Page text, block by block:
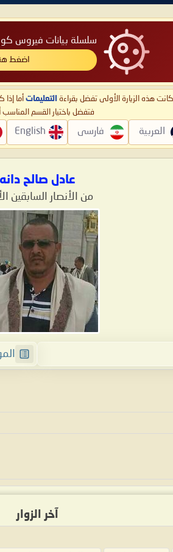
سلسلة بيانات فيروس
اضغط
هذه الزيارة الأولى تفضل بقراءة التعليمات أما
فتفضل باختيار القسم المناسب
العربية فارسی English
عادل صالح دانه
من الأنصار السابقين
آخر الزوار